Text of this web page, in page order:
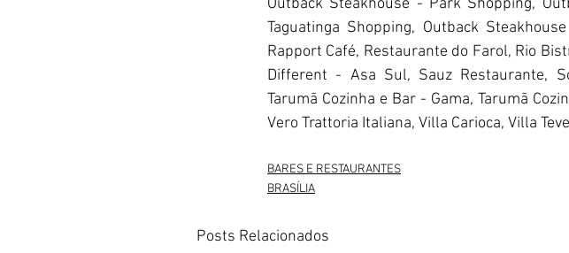
Taguatinga Shopping, Outback
Rapport Café, Restaurante do Farol, Rio
Different - Asa Sul, Sauz Restaurante,
Tarumã Cozinha e Bar - Gama, Tarumã
Vero Trattoria Italiana, Villa Carioca, Villa
BARES E RESTAURANTES
BRASÍLIA
Posts Relacionados